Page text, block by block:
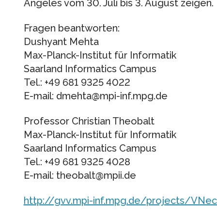
Angeles vom 30. Juli bis 3. August zeigen.
Fragen beantworten:
Dushyant Mehta
Max-Planck-Institut für Informatik
Saarland Informatics Campus
Tel.: +49 681 9325 4022
E-mail: dmehta@mpi-inf.mpg.de
Professor Christian Theobalt
Max-Planck-Institut für Informatik
Saarland Informatics Campus
Tel.: +49 681 9325 4028
E-mail: theobalt@mpii.de
http://gvv.mpi-inf.mpg.de/projects/